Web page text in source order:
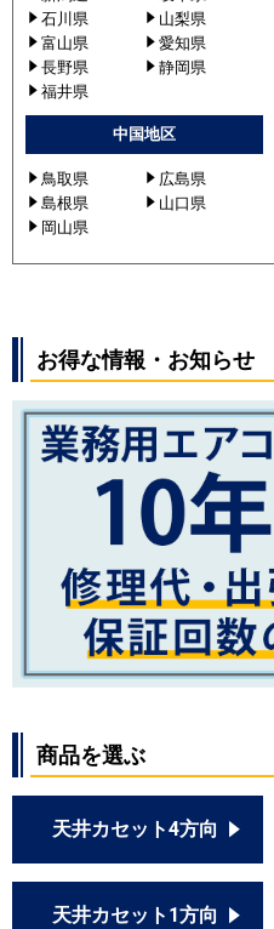
石川県
山梨県
富山県
愛知県
長野県
静岡県
福井県
中国地区
鳥取県
広島県
島根県
山口県
岡山県
お得な情報・お知らせ
商品を選ぶ
天井カセット4方向
天井カセット1方向